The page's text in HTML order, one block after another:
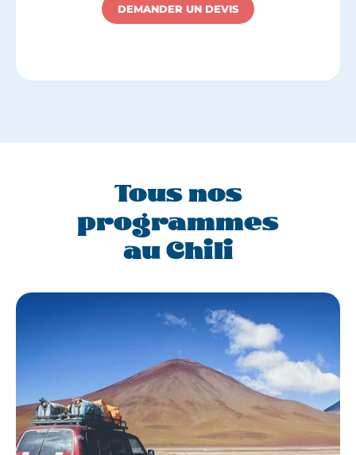
DEMANDER UN DEVIS
Tous nos
programmes
au Chili